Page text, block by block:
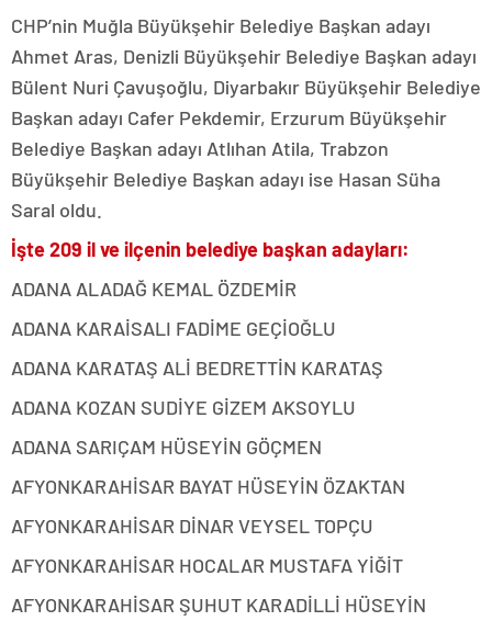
CHP’nin Muğla Büyükşehir Belediye Başkan adayı
Ahmet Aras, Denizli Büyükşehir Belediye Başkan adayı
Bülent Nuri Çavuşoğlu, Diyarbakır Büyükşehir Belediye
Başkan adayı Cafer Pekdemir, Erzurum Büyükşehir
Belediye Başkan adayı Atlıhan Atila, Trabzon
Büyükşehir Belediye Başkan adayı ise Hasan Süha
Saral oldu.
İşte 209 il ve ilçenin belediye başkan adayları:
ADANA ALADAĞ KEMAL ÖZDEMİR
ADANA KARAİSALI FADİME GEÇİOĞLU
ADANA KARATAŞ ALİ BEDRETTİN KARATAŞ
ADANA KOZAN SUDİYE GİZEM AKSOYLU
ADANA SARIÇAM HÜSEYİN GÖÇMEN
AFYONKARAHİSAR BAYAT HÜSEYİN ÖZAKTAN
AFYONKARAHİSAR DİNAR VEYSEL TOPÇU
AFYONKARAHİSAR HOCALAR MUSTAFA YİĞİT
AFYONKARAHİSAR ŞUHUT KARADİLLİ HÜSEYİN